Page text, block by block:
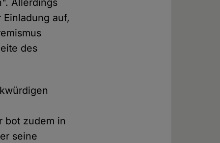
Allerdings
auf,
des
bot zudem in
seine